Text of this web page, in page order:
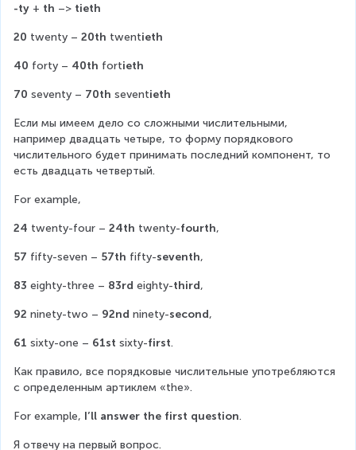
-ty + th –> tieth
20 twenty – 20th twentieth
40 forty – 40th fortieth
70 seventy – 70th seventieth
Если мы имеем дело со сложными числительными,
например двадцать четыре, то форму порядкового
числительного будет принимать последний компонент, то
есть двадцать четвертый.
For example,
24 twenty-four – 24th twenty-fourth,
57 fifty-seven – 57th fifty-seventh,
83 eighty-three – 83rd eighty-third,
92 ninety-two – 92nd ninety-second,
61 sixty-one – 61st sixty-first.
Как правило, все порядковые числительные употребляются
с определенным артиклем «the».
For example, I’ll answer the first question.
Я отвечу на первый вопрос.